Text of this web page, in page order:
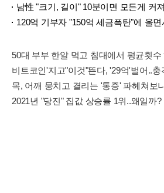
남性 "크기, 길이" 10분이면 모든게 커
120억 기부자 "150억 세금폭탄"에 울면
50대 부부 한알 먹고 침대에서 평균횟수
비트코인'지고"이것"뜬다, '29억'벌어..충
목, 어깨 뭉치고 결리는 '통증' 파헤쳐보
2021년 "당진" 집값 상승률 1위..왜일까?